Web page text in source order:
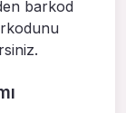
barkod